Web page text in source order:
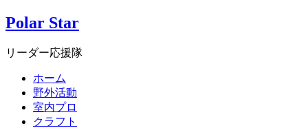
Polar Star
リーダー応援隊
ホーム
野外活動
室内プロ
クラフト